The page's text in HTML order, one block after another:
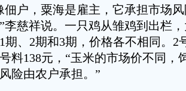
户，粟海是雇主，它承担市场风
李慈祥说。一只鸡从雏鸡到出栏
期、2期和3期，价格各不相同。2
料138元，“玉米的市场价不同，
险由农户承担。”